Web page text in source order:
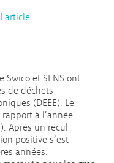
Swico et SENS ont
de déchets
(DEEE). Le
à l’année
Après un recul
positive s’est
années.